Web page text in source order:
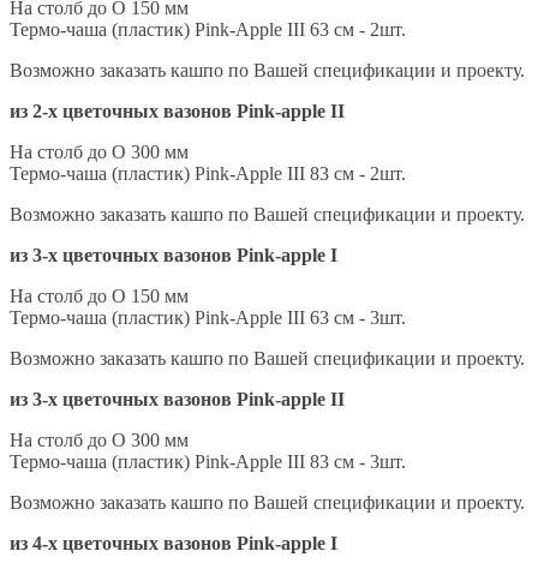
На столб до O 150 мм
Термо-чаша (пластик) Pink-Apple III 63 см - 2шт.
Возможно заказать кашпо по Вашей спецификации и проекту.
из 2-х цветочных вазонов Pink-apple II
На столб до O 300 мм
Термо-чаша (пластик) Pink-Apple III 83 см - 2шт.
Возможно заказать кашпо по Вашей спецификации и проекту.
из 3-х цветочных вазонов Pink-apple I
На столб до O 150 мм
Термо-чаша (пластик) Pink-Apple III 63 см - 3шт.
Возможно заказать кашпо по Вашей спецификации и проекту.
из 3-х цветочных вазонов Pink-apple II
На столб до O 300 мм
Термо-чаша (пластик) Pink-Apple III 83 см - 3шт.
Возможно заказать кашпо по Вашей спецификации и проекту.
из 4-х цветочных вазонов Pink-apple I